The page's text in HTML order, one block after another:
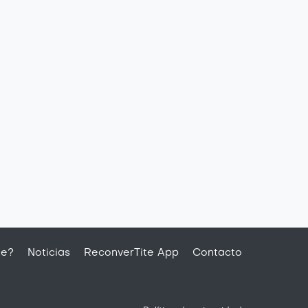
Noticias ReconverTite App Contacto